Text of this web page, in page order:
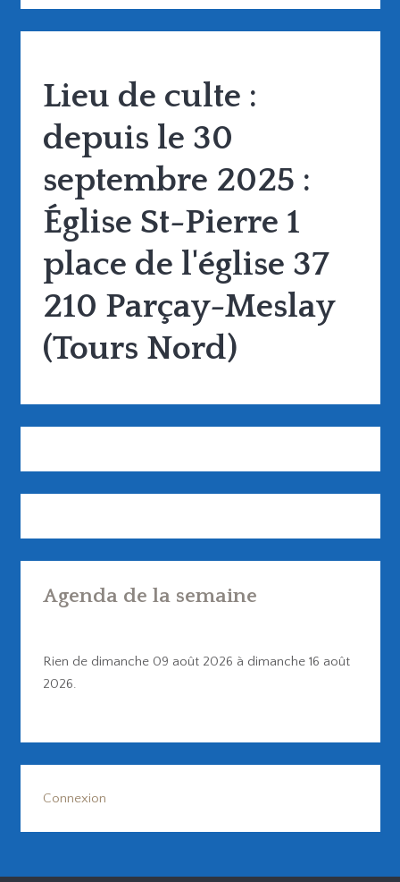
Lieu de culte :
depuis le 30
septembre 2025 :
Église St-Pierre 1
place de l'église 37
210 Parçay-Meslay
(Tours Nord)
Agenda de la semaine
Rien de dimanche 09 août 2026 à dimanche 16 août
2026.
Connexion